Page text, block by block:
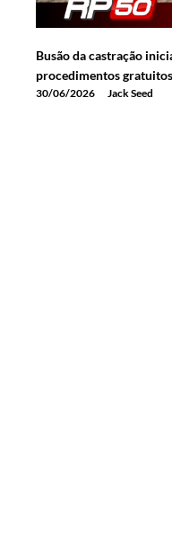
Busão da castração
procedimentos
30/06/2026 Jack Seed